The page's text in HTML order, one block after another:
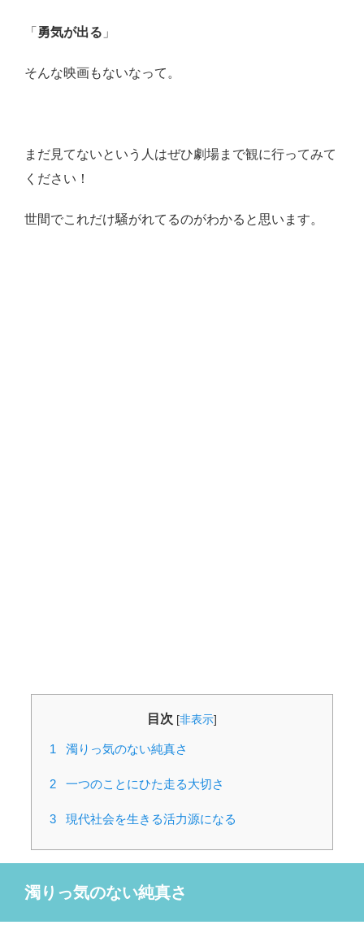
「 勇気が出る 」
そんな映画もないなって。
まだ見てないという人はぜひ劇場まで観に行ってみて
ください！
世間でこれだけ騒がれてるのがわかると思います。
目次 [非表示]
1 濁りっ気のない純真さ
2 一つのことにひた走る大切さ
3 現代社会を生きる活力源になる
濁りっ気のない純真さ